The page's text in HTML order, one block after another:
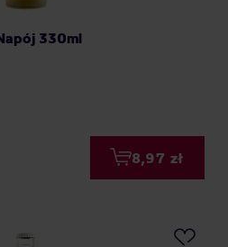
330ml
8,97 zł